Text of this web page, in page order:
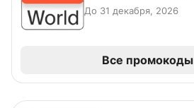
До 31 декабря, 2026
Все промокоды